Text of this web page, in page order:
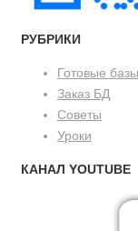
РУБРИКИ
Готовые
Заказ БД
Советы
Уроки
КАНАЛ YOUTUBE